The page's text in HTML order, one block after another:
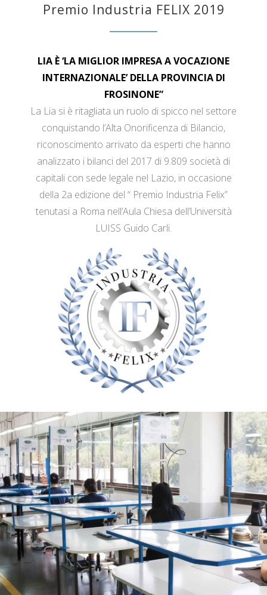
Premio Industria FELIX 2019
LIA È ‘LA MIGLIOR IMPRESA A VOCAZIONE
INTERNAZIONALE’ DELLA PROVINCIA DI
FROSINONE”
La Lia si è ritagliata un ruolo di spicco nel settore
conquistando l’Alta Onorificenza di Bilancio,
riconoscimento arrivato da esperti che hanno
analizzato i bilanci del 2017 di 9.809 società di
capitali con sede legale nel Lazio, in occasione
della 2a edizione del “ Premio Industria Felix”
tenutasi a Roma nell’Aula Chiesa dell’Università
LUISS Guido Carli.